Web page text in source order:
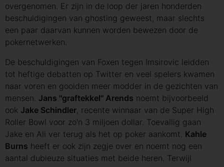
overgenomen. Er zijn in de loop der jaren honderden
beschuldigingen van ghosting geweest, maar slechts
een paar daarvan kunnen worden bewezen door de
pokernetwerken.
De beschuldigingen van Foxen tegen Imsirovic leidden
tot heftige debatten op Twitter en veel spelers kwamen
naar voren en gooiden meer modder in de gezichten van
mensen. Jans ''graftekkel'' Arends noemt bijvoorbeeld
ook Jake Schindler, recente winnaar van de Super High
Roller Bowl voor zo'n 3 miljoen dollar. Toevallig gaan
Jake en Ali ver terug als het op poker aankomt. Kahle
Burns heeft er ook zijn zegje over en noemt nog een
aantal dubieuze situaties met beide heren. Terwijl